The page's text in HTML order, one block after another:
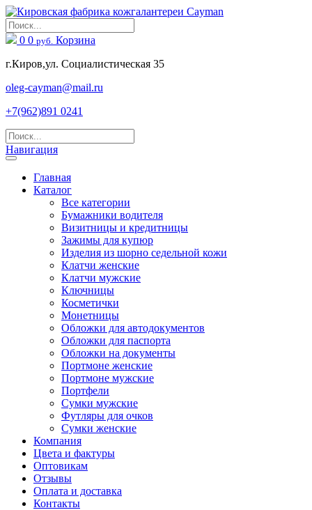
0 0 руб. Корзина
г.Киров,ул. Социалистическая 35
oleg-cayman@mail.ru
+7(962)891 0241
Навигация
Главная
Каталог
Все категории
Бумажники водителя
Визитницы и кредитницы
Зажимы для купюр
Изделия из шорно седельной кожи
Клатчи женские
Клатчи мужские
Ключницы
Косметички
Монетницы
Обложки для автодокументов
Обложки для паспорта
Обложки на документы
Портмоне женские
Портмоне мужские
Портфели
Сумки мужские
Футляры для очков
Сумки женские
Компания
Цвета и фактуры
Оптовикам
Отзывы
Оплата и доставка
Контакты